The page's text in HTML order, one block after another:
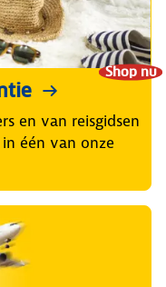
Shop nu
en van reisgidsen
één van onze